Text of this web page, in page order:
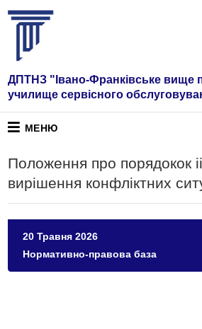
ДПТНЗ "Івано-Франківське вище
училище сервісного
МЕНЮ
Положення про порядокок
вирішення конфліктних
20 Травня 2026
Нормативно-правова база